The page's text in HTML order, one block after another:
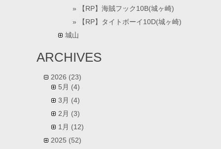
【RP】海賊フック10B(城ヶ崎)
【RP】タイトボーイ10D(城ヶ崎)
城山
ARCHIVES
2026 (23)
5月 (4)
3月 (4)
2月 (3)
1月 (12)
2025 (52)